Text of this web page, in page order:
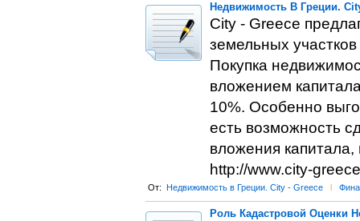
Недвижимость В Греции.
City - Greece
земельных
Покупка
вложением
10%. Особенно
есть возможность
вложения капитала,
http://www.city-
От: Недвижимость в Греции. City - Greece l
Роль Кадастровой Оценки